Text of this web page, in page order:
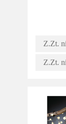
Z.Zt.
Z.Zt.